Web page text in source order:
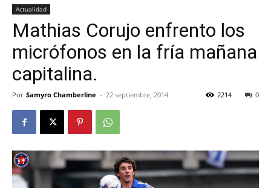
Actualidad
Mathias Corujo enfrento los
micrófonos en la fría mañana
capitalina.
Por Samyro Chamberline - 22 septiembre, 2014 0
2214